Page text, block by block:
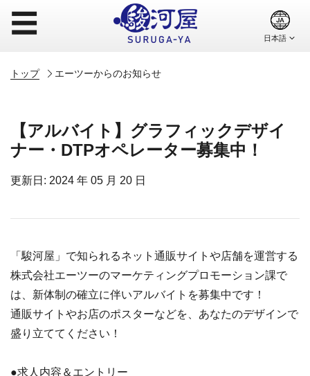
☰
トップ エーツーからのお知らせ
【アルバイト】グラフィックデザイ
ナー・DTPオペレーター募集中！
更新日: 2024 年 05 月 20 日
「駿河屋」で知られるネット通販サイトや店舗を運営する
株式会社エーツーのマーケティングプロモーション課で
は、新体制の確立に伴いアルバイトを募集中です！
通販サイトやお店のポスターなどを、あなたのデザインで
盛り立ててください！
●求人内容＆エントリー